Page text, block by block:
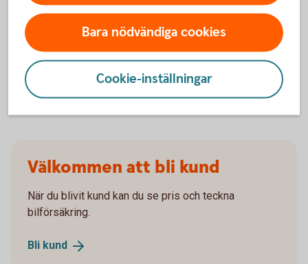
Gäller bilförsäkringen utanför Sverige?
Täcker försäkringen viltolyckor?
Vilka bilar har en vagnskadegaranti?
Välkommen att bli kund
När du blivit kund kan du se pris och teckna
bilförsäkring.
Bli kund
Bara nödvändiga cookies
Cookie-inställningar